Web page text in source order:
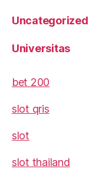
Uncategorized
Universitas
bet 200
slot qris
slot
slot thailand